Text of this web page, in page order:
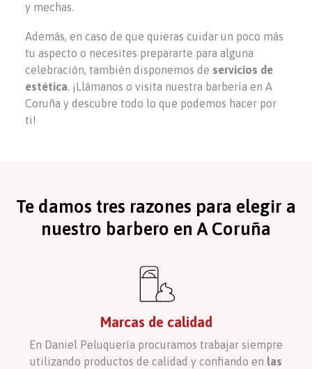
y mechas.
Además, en caso de que quieras cuidar un poco más
tu aspecto o necesites prepararte para alguna
celebración, también disponemos de servicios de
estética. ¡Llámanos o visita nuestra barbería en A
Coruña y descubre todo lo que podemos hacer por
ti!
Te damos tres razones para elegir a
nuestro barbero en A Coruña
Marcas de calidad
En Daniel Peluquería procuramos trabajar siempre
utilizando productos de calidad y confiando en las